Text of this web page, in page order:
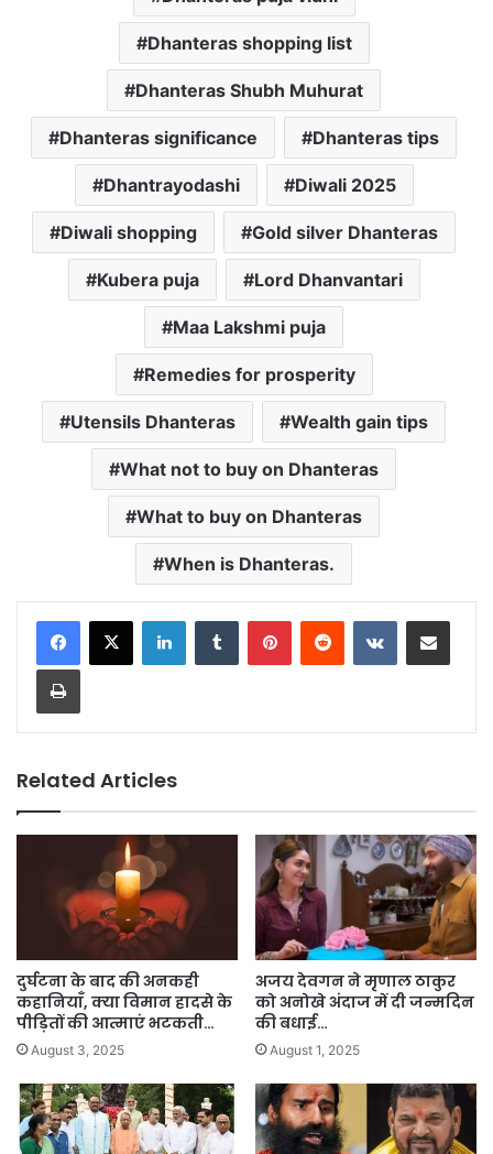
Dhanteras shopping list
Dhanteras Shubh Muhurat
Dhanteras significance Dhanteras tips
Dhantrayodashi Diwali 2025
Diwali shopping Gold silver Dhanteras
Kubera puja Lord Dhanvantari
Maa Lakshmi puja
Remedies for prosperity
Utensils Dhanteras Wealth gain tips
What not to buy on Dhanteras
What to buy on Dhanteras
When is Dhanteras.
LinkedInTumblr PinterestReddit VKontakteShare via Email
Print
Related Articles
दुर्घटना के बाद की अनकही
कहानियाँ, क्या विमान हादसे के
पीड़ितों की आत्माएं भटकती…
August 3, 2025
अजय देवगन ने मृणाल ठाकुर
को अनोखे अंदाज में दी जन्मदिन
की बधाई…
August 1, 2025